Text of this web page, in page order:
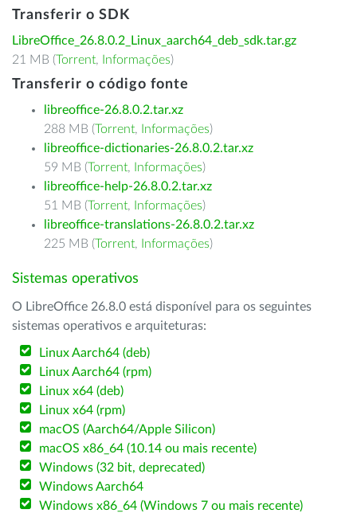
Transferir o SDK
LibreOffice_26.8.0.2_Linux_aarch64_deb_sdk.tar.gz
21 MB (Torrent, Informações)
Transferir o código fonte
libreoffice-26.8.0.2.tar.xz
288 MB (Torrent, Informações)
libreoffice-dictionaries-26.8.0.2.tar.xz
59 MB (Torrent, Informações)
libreoffice-help-26.8.0.2.tar.xz
51 MB (Torrent, Informações)
libreoffice-translations-26.8.0.2.tar.xz
225 MB (Torrent, Informações)
Sistemas operativos
O LibreOffice 26.8.0 está disponível para os seguintes
sistemas operativos e arquiteturas:
Linux Aarch64 (deb)
Linux Aarch64 (rpm)
Linux x64 (deb)
Linux x64 (rpm)
macOS (Aarch64/Apple Silicon)
macOS x86_64 (10.14 ou mais recente)
Windows (32 bit, deprecated)
Windows Aarch64
Windows x86_64 (Windows 7 ou mais recente)